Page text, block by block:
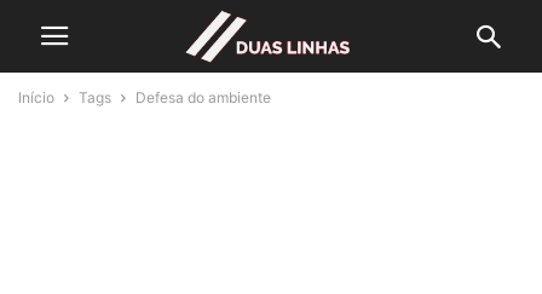
Início Tags Defesa do ambiente